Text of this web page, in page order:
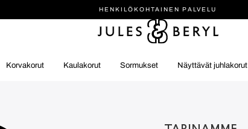
HENKILÖ­KOHTAINEN PALVELU
Korvakorut Kaulakorut Sormukset Näyttävät juhlakorut